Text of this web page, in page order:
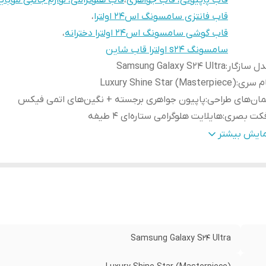
قاب فانتزی سامسونگ اس۲۴ اولترا
،
قاب گوشی سامسونگ اس۲۴ اولترا دخترانه
،
سامسونگ s24 اولترا قاب شاین
سازگار :
Samsung Galaxy S24 Ultra
سری:
Luxury Shine Star (Masterpiece)
طراحی:پاپیون جواهری برجسته + نگین‌های اتمی فیکس
بصری:هایلایت هلوگرامی ستاره‌ای ۴ طیفه
دوربین :محافظ لنز پله‌ای نگین‌کاری شده بیشتر
Samsung Galaxy S24 Ultra